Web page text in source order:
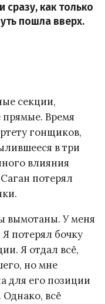
сразу, как только
пошла вверх.
секции,
Время
гонщиков,
в три
влияния
потерял
вымотаны. У меня
потерял бочку
Я отдал всё,
но мне
для его позиции
всё